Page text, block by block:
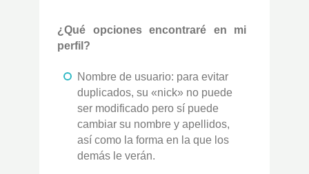
¿Qué opciones encontraré en mi
perfil?
Nombre de usuario: para evitar
duplicados, su «nick» no puede
ser modificado pero sí puede
cambiar su nombre y apellidos,
así como la forma en la que los
demás le verán.